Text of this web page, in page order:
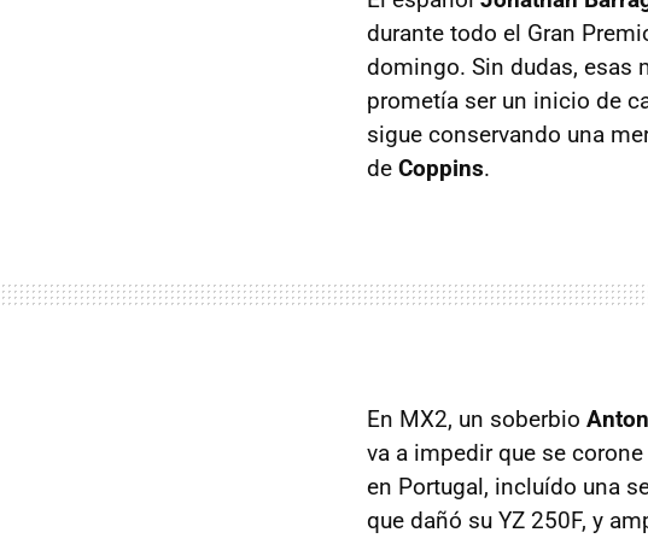
durante todo el Gran
domingo. Sin dudas, esas
prometía ser un inicio de
sigue conservando una
de Coppins.
En MX2, un soberbio
va a impedir que se
en Portugal, incluído una
que dañó su YZ 250F, y